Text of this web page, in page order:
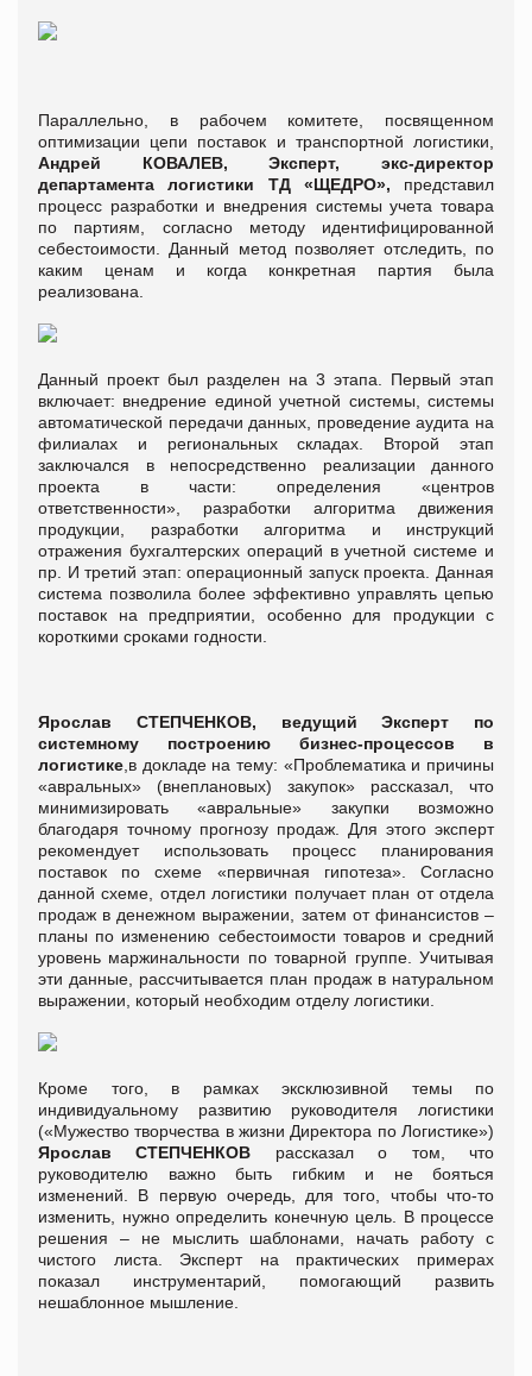
Параллельно, в рабочем комитете, посвященном
оптимизации цепи поставок и транспортной логистики,
Андрей КОВАЛЕВ, Эксперт,
экс-директор
департамента логистики ТД «ЩЕДРО», представил
процесс разработки и внедрения системы учета товара
по партиям, согласно методу идентифицированной
себестоимости. Данный метод позволяет отследить, по
каким ценам и когда конкретная партия была
реализована.
Данный проект был разделен на 3 этапа. Первый этап
включает: внедрение единой учетной системы, системы
автоматической передачи данных, проведение аудита на
филиалах и региональных складах. Второй этап
заключался в непосредственно реализации данного
проекта в части: определения «центров
ответственности», разработки алгоритма движения
продукции, разработки алгоритма и инструкций
отражения бухгалтерских операций в учетной системе и
пр. И третий этап: операционный запуск проекта. Данная
система позволила более эффективно управлять цепью
поставок на предприятии, особенно для продукции с
короткими сроками годности.
Ярослав СТЕПЧЕНКОВ, ведущий Эксперт по
системному построению бизнес-процессов в
логистике ,в докладе на тему: «Проблематика и причины
«авральных» (внеплановых) закупок» рассказал, что
минимизировать «авральные» закупки возможно
благодаря точному прогнозу продаж. Для этого эксперт
рекомендует использовать процесс планирования
поставок по схеме «первичная гипотеза». Согласно
данной схеме, отдел логистики получает план от отдела
продаж в денежном выражении, затем от финансистов –
планы по изменению себестоимости товаров и средний
уровень маржинальности по товарной группе. Учитывая
эти данные, рассчитывается план продаж в натуральном
выражении, который необходим отделу логистики.
Кроме того, в рамках эксклюзивной темы по
индивидуальному развитию руководителя логистики
(«Мужество творчества в жизни Директора по Логистике»)
Ярослав СТЕПЧЕНКОВ рассказал о том, что
руководителю важно быть гибким и не бояться
изменений. В первую очередь, для того, чтобы что-то
изменить, нужно определить конечную цель. В процессе
решения – не мыслить шаблонами, начать работу с
чистого листа. Эксперт на практических примерах
показал инструментарий, помогающий развить
нешаблонное мышление.